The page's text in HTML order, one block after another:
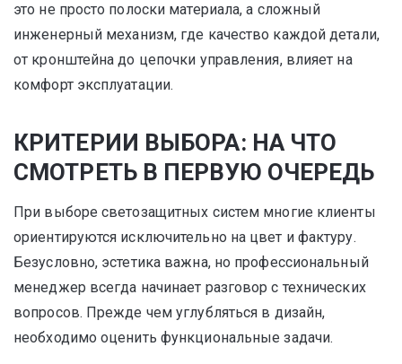
это не просто полоски материала, а сложный
инженерный механизм, где качество каждой детали,
от кронштейна до цепочки управления, влияет на
комфорт эксплуатации.
КРИТЕРИИ ВЫБОРА: НА ЧТО
СМОТРЕТЬ В ПЕРВУЮ ОЧЕРЕДЬ
При выборе светозащитных систем многие клиенты
ориентируются исключительно на цвет и фактуру.
Безусловно, эстетика важна, но профессиональный
менеджер всегда начинает разговор с технических
вопросов. Прежде чем углубляться в дизайн,
необходимо оценить функциональные задачи.